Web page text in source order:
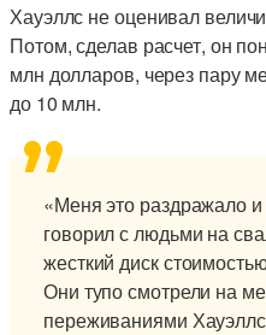
Хауэллс не оценивал
Потом, сделав расчет, он
млн долларов, через пару
до 10 млн.
«Меня это раздражало
говорил с людьми на
жесткий диск
Они тупо смотрели на
переживаниями